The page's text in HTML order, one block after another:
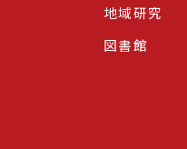
地域研究
図書館